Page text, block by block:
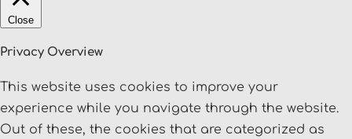
Close
Privacy Overview
This website uses cookies to improve your
experience while you navigate through the website.
Out of these, the cookies that are categorized as